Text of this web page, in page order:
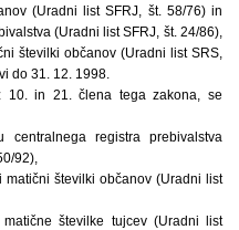
(Uradni list SFRJ, št. 58/76) in
(Uradni list SFRJ, št. 24/86),
številki občanov (Uradni list SRS,
do 31. 12. 1998.
in 21. člena tega zakona, se
registra prebivalstva
92),
številki občanov (Uradni list
številke tujcev (Uradni list